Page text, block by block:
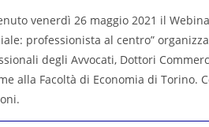
venerdì 26 maggio 2021 il
professionista al centro”
degli Avvocati, Dottori
alla Facoltà di Economia di Torino.